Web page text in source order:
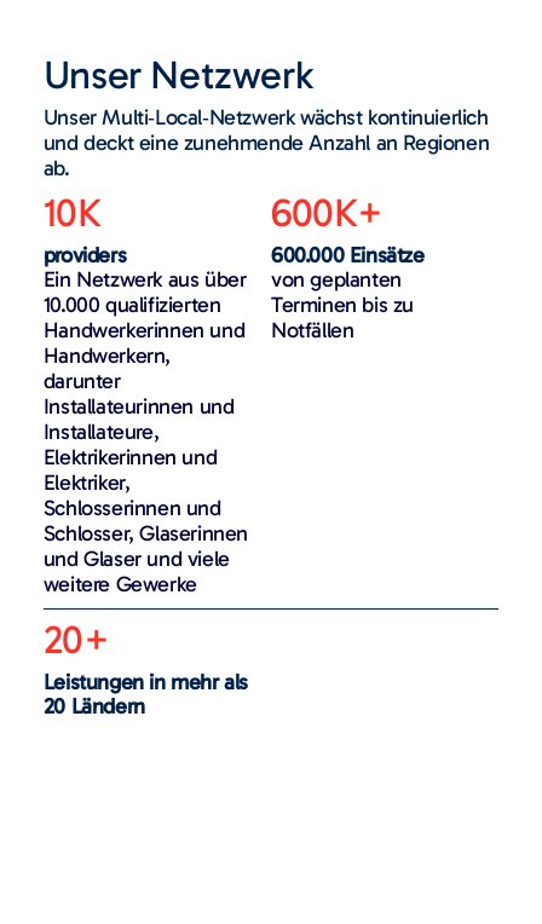
Unser Netzwerk
Unser Multi‑Local‑Netzwerk wächst kontinuierlich
und deckt eine zunehmende Anzahl an Regionen
ab.
10K
providers
Ein Netzwerk aus über
10.000 qualifizierten
Handwerkerinnen und
Handwerkern,
darunter
Installateurinnen und
Installateure,
Elektrikerinnen und
Elektriker,
Schlosserinnen und
Schlosser, Glaserinnen
und Glaser und viele
weitere Gewerke
600K+
600.000 Einsätze
von geplanten
Terminen bis zu
Notfällen
20+
Leistungen in mehr als
20 Ländern